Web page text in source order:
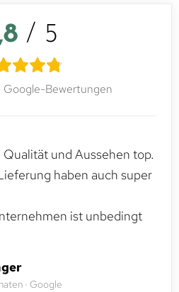
/ 5
Google-Bewertungen
und Aussehen top.
haben auch super
ist unbedingt
· Google